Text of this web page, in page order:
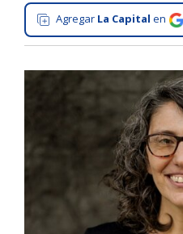
Tecnología
Gastronomía
Salud
La
Ciudad
Deportes
Agregar La Capital en